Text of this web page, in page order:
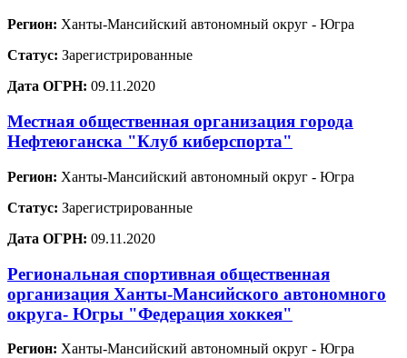
Регион: Ханты-Мансийский автономный округ - Югра
Статус: Зарегистрированные
Дата ОГРН: 09.11.2020
Местная общественная организация города
Нефтеюганска "Клуб киберспорта"
Регион: Ханты-Мансийский автономный округ - Югра
Статус: Зарегистрированные
Дата ОГРН: 09.11.2020
Региональная спортивная общественная
организация Ханты-Мансийского автономного
округа- Югры "Федерация хоккея"
Регион: Ханты-Мансийский автономный округ - Югра